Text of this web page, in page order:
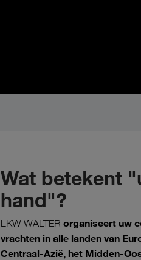
Wat betekent
hand"?
LKW WALTER organiseert uw
vrachten in alle landen van
Centraal-Azië, het Midden-